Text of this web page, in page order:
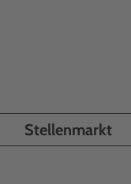
Stellenmarkt